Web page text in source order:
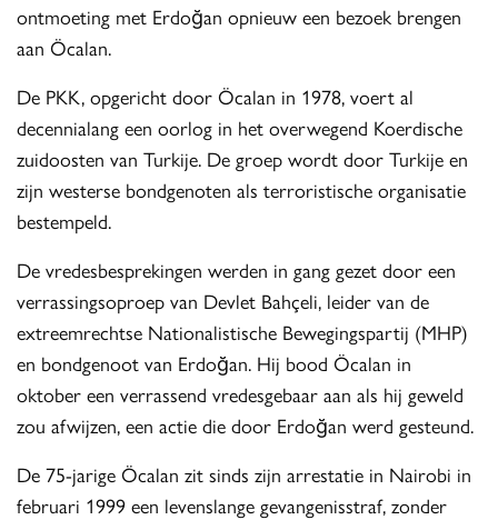
ontmoeting met Erdoğan opnieuw een bezoek brengen
aan Öcalan.
De PKK, opgericht door Öcalan in 1978, voert al
decennialang een oorlog in het overwegend Koerdische
zuidoosten van Turkije. De groep wordt door Turkije en
zijn westerse bondgenoten als terroristische organisatie
bestempeld.
De vredesbesprekingen werden in gang gezet door een
verrassingsoproep van Devlet Bahçeli, leider van de
extreemrechtse Nationalistische Bewegingspartij (MHP)
en bondgenoot van Erdoğan. Hij bood Öcalan in
oktober een verrassend vredesgebaar aan als hij geweld
zou afwijzen, een actie die door Erdoğan werd gesteund.
De 75-jarige Öcalan zit sinds zijn arrestatie in Nairobi in
februari 1999 een levenslange gevangenisstraf, zonder